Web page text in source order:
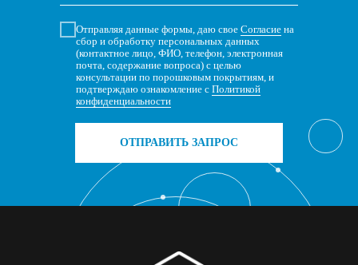
Отправляя данные формы, даю свое Согласие на
сбор и обработку персональных данных
(контактное лицо, ФИО, телефон, электронная
почта, содержание вопроса) с целью
консультации по порошковым покрытиям, и
подтверждаю ознакомление с Политикой
конфиденциальности
ОТПРАВИТЬ ЗАПРОС